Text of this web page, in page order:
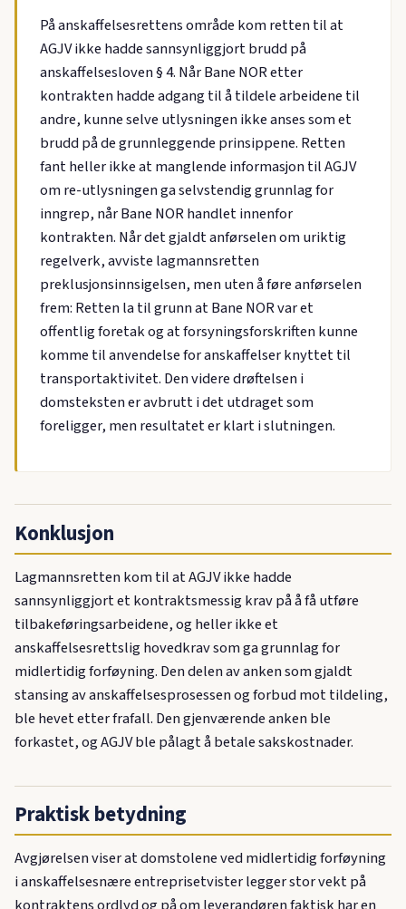
På anskaffelsesrettens område kom retten til at
AGJV ikke hadde sannsynliggjort brudd på
anskaffelsesloven § 4. Når Bane NOR etter
kontrakten hadde adgang til å tildele arbeidene til
andre, kunne selve utlysningen ikke anses som et
brudd på de grunnleggende prinsippene. Retten
fant heller ikke at manglende informasjon til AGJV
om re-utlysningen ga selvstendig grunnlag for
inngrep, når Bane NOR handlet innenfor
kontrakten. Når det gjaldt anførselen om uriktig
regelverk, avviste lagmannsretten
preklusjonsinnsigelsen, men uten å føre anførselen
frem: Retten la til grunn at Bane NOR var et
offentlig foretak og at forsyningsforskriften kunne
komme til anvendelse for anskaffelser knyttet til
transportaktivitet. Den videre drøftelsen i
domsteksten er avbrutt i det utdraget som
foreligger, men resultatet er klart i slutningen.
Konklusjon
Lagmannsretten kom til at AGJV ikke hadde
sannsynliggjort et kontraktsmessig krav på å få utføre
tilbakeføringsarbeidene, og heller ikke et
anskaffelsesrettslig hovedkrav som ga grunnlag for
midlertidig forføyning. Den delen av anken som gjaldt
stansing av anskaffelsesprosessen og forbud mot tildeling,
ble hevet etter frafall. Den gjenværende anken ble
forkastet, og AGJV ble pålagt å betale sakskostnader.
Praktisk betydning
Avgjørelsen viser at domstolene ved midlertidig forføyning
i anskaffelsesnære entreprisetvister legger stor vekt på